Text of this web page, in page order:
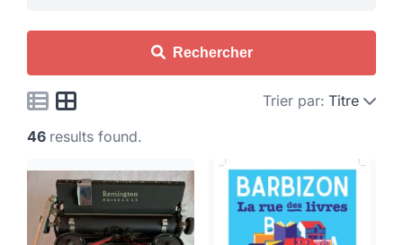
Rechercher
Trier par: Titre
46 results found.